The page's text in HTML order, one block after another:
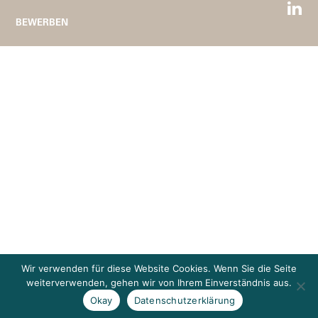
BEWERBEN
Wir verwenden für diese Website Cookies. Wenn Sie die Seite
weiterverwenden, gehen wir von Ihrem Einverständnis aus.
Okay
Datenschutzerklärung